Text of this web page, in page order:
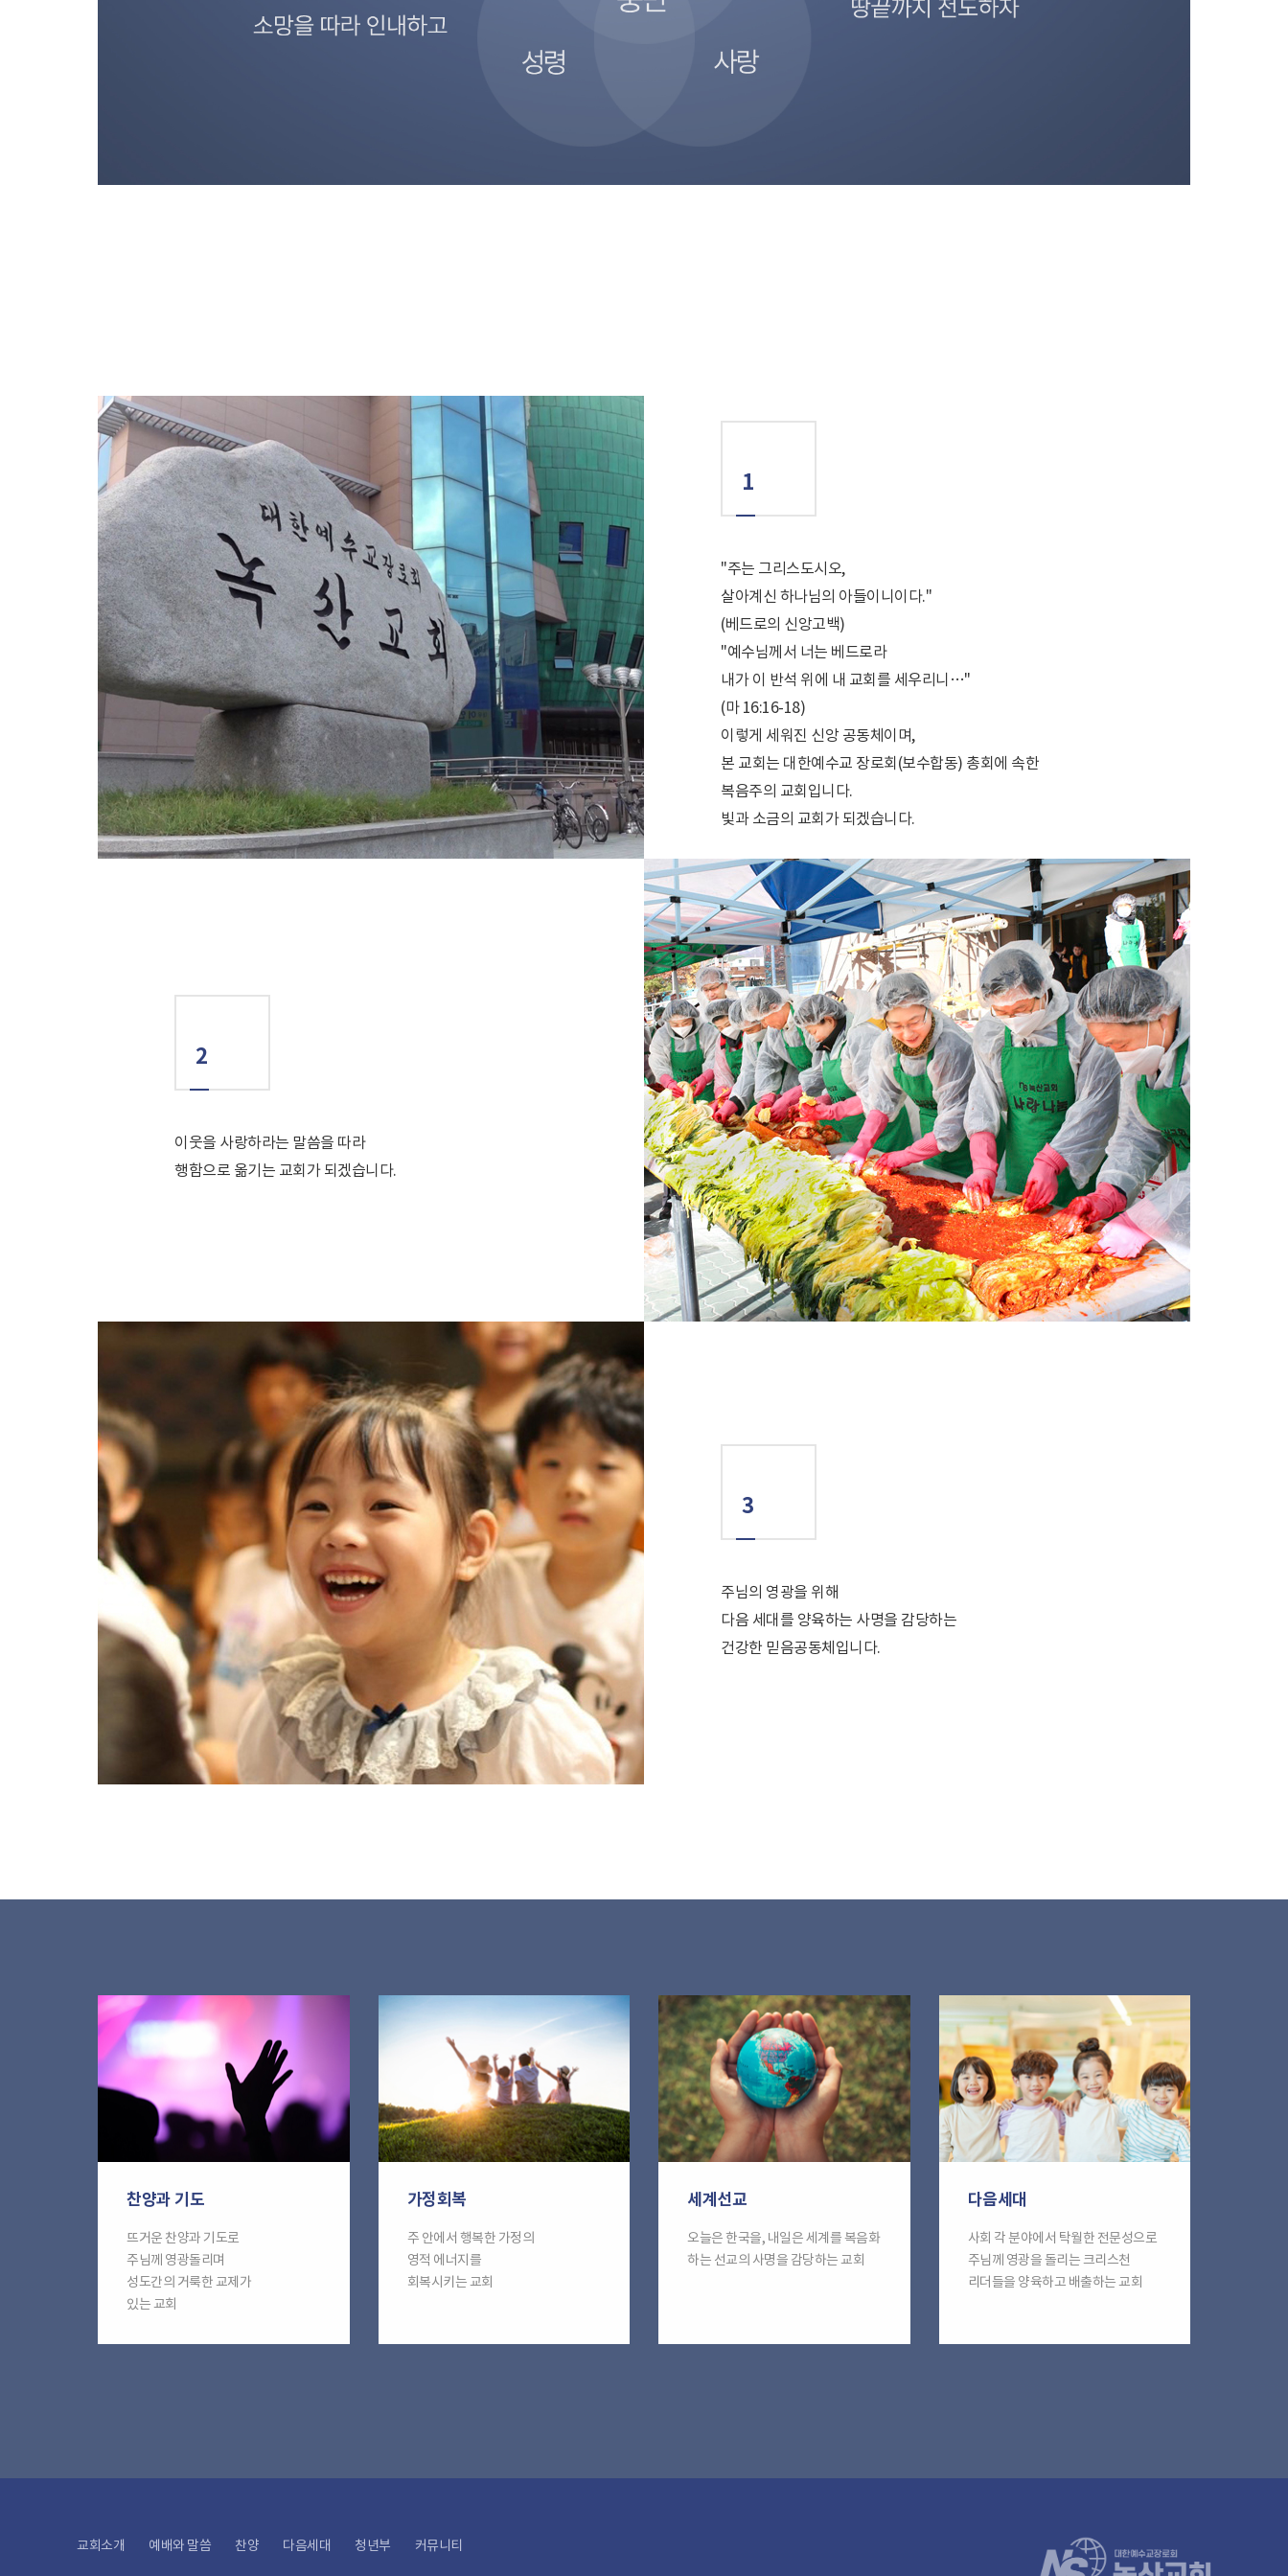
1
"주는 그리스도시오,
살아계신 하나님의 아들이니이다."
(베드로의 신앙고백)
"예수님께서 너는 베드로라
내가 이 반석 위에 내 교회를 세우리니…"
(마 16:16-18)
이렇게 세워진 신앙 공동체이며,
본 교회는 대한예수교 장로회(보수합동) 총회에 속한
복음주의 교회입니다.
빛과 소금의 교회가 되겠습니다.
2
이웃을 사랑하라는 말씀을 따라
행함으로 옮기는 교회가 되겠습니다.
3
주님의 영광을 위해
다음 세대를 양육하는 사명을 감당하는
건강한 믿음공동체입니다.
찬양과 기도
뜨거운 찬양과 기도로
주님께 영광돌리며
성도간의 거룩한 교제가
있는 교회
가정회복
주 안에서 행복한 가정의
영적 에너지를
회복시키는 교회
세계선교
오늘은 한국을, 내일은 세계를 복음화
하는 선교의 사명을 감당하는 교회
다음세대
사회 각 분야에서 탁월한 전문성으로
주님께 영광을 돌리는 크리스천
리더들을 양육하고 배출하는 교회
교회소개 예배와 말씀 찬양 다음세대 청년부 커뮤니티